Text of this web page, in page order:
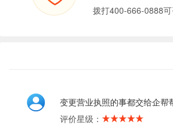
拨打400-666-0888
变更营业执照的事都交给企
评价星级：